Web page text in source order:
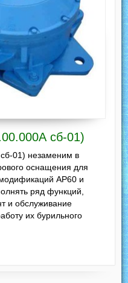
сб-01)
01) незаменим в
оснащения для
АР60 и
ряд функций,
и обслуживание
их бурильного